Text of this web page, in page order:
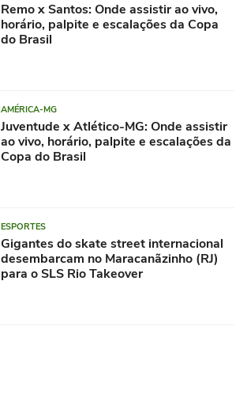
Remo x Santos: Onde assistir ao vivo,
horário, palpite e escalações da Copa
do Brasil
AMÉRICA-MG
Juventude x Atlético-MG: Onde assistir
ao vivo, horário, palpite e escalações da
Copa do Brasil
ESPORTES
Gigantes do skate street internacional
desembarcam no Maracanãzinho (RJ)
para o SLS Rio Takeover